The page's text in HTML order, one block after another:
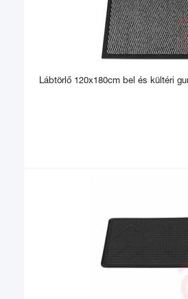
Lábtörlő 120x180cm bel és kültéri